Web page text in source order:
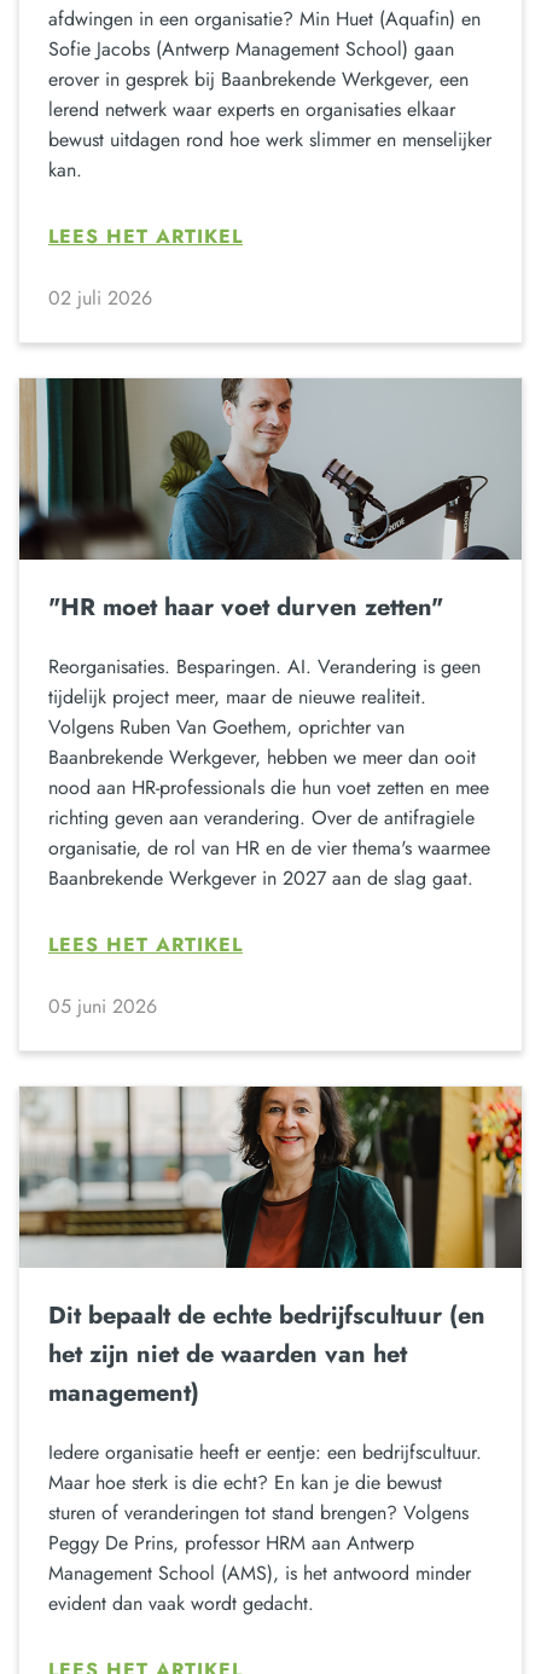
afdwingen in een organisatie? Min Huet (Aquafin) en
Sofie Jacobs (Antwerp Management School) gaan
erover in gesprek bij Baanbrekende Werkgever, een
lerend netwerk waar experts en organisaties elkaar
bewust uitdagen rond hoe werk slimmer en menselijker
kan.
LEES HET ARTIKEL
02 juli 2026
"HR moet haar voet durven zetten"
Reorganisaties. Besparingen. AI. Verandering is geen
tijdelijk project meer, maar de nieuwe realiteit.
Volgens Ruben Van Goethem, oprichter van
Baanbrekende Werkgever, hebben we meer dan ooit
nood aan HR-professionals die hun voet zetten en mee
richting geven aan verandering. Over de antifragiele
organisatie, de rol van HR en de vier thema's waarmee
Baanbrekende Werkgever in 2027 aan de slag gaat.
LEES HET ARTIKEL
05 juni 2026
Dit bepaalt de echte bedrijfscultuur (en
het zijn niet de waarden van het
management)
Iedere organisatie heeft er eentje: een bedrijfscultuur.
Maar hoe sterk is die echt? En kan je die bewust
sturen of veranderingen tot stand brengen? Volgens
Peggy De Prins, professor HRM aan Antwerp
Management School (AMS), is het antwoord minder
evident dan vaak wordt gedacht.